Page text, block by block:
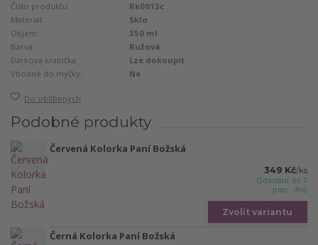
Číslo produktu:
Rk0013c
Materiál:
Sklo
Objem:
350 ml
Barva:
Ružová
Dárková krabička:
Lze dokoupit
Vhodné do myčky:
Ne
Do oblíbených
Podobné produkty
Červená Kolorka Paní Božská
349 Kč/ks
Odeslání do 7
prac. dnů
Zvolit variantu
Černá Kolorka Paní Božská